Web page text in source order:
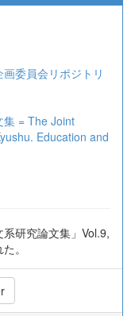
委員会リポジトリ
集 = The Joint
Education and
研究論文集」Vol.9,
。